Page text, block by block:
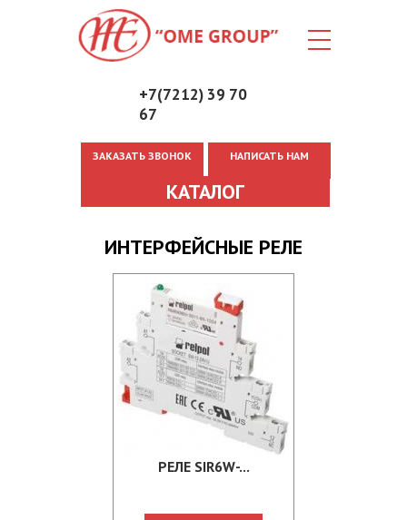
+7(7212) 39 70
67
ЗАКАЗАТЬ ЗВОНОК НАПИСАТЬ НАМ
КАТАЛОГ
ИНТEPФEЙCНЫE PEЛE
PЕЛЕ SIR6W-...